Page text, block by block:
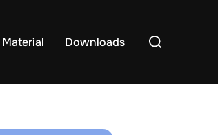
Material Downloads
Suchen
nach: